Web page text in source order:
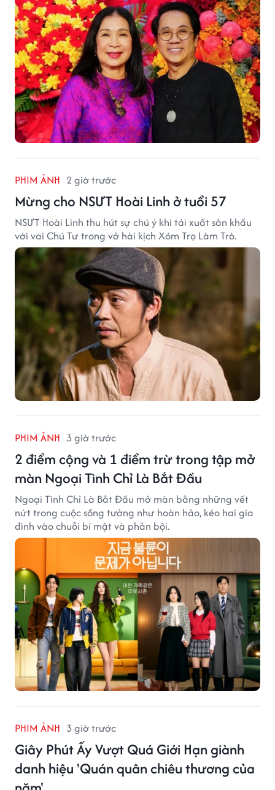
PHIM ẢNH 2 giờ trước
Mừng cho NSƯT Hoài Linh ở tuổi 57
NSƯT Hoài Linh thu hút sự chú ý khi tái xuất sân khấu
với vai Chú Tư trong vở hài kịch Xóm Trọ Làm Trò.
PHIM ẢNH 3 giờ trước
2 điểm cộng và 1 điểm trừ trong tập mở
màn Ngoại Tình Chỉ Là Bắt Đầu
Ngoại Tình Chỉ Là Bắt Đầu mở màn bằng những vết
nứt trong cuộc sống tưởng như hoàn hảo, kéo hai gia
đình vào chuỗi bí mật và phản bội.
PHIM ẢNH 3 giờ trước
Giây Phút Ấy Vượt Quá Giới Hạn giành
danh hiệu 'Quán quân chiêu thương của